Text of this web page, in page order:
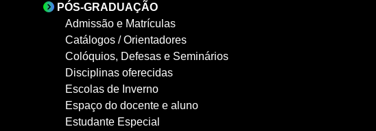
PÓS-GRADUAÇÃO
Admissão e Matrículas
Catálogos / Orientadores
Colóquios, Defesas e Seminários
Disciplinas oferecidas
Escolas de Inverno
Espaço do docente e aluno
Estudante Especial